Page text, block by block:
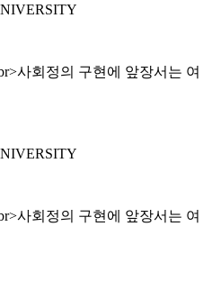
사회정의 구현에 앞장서는 여
사회정의 구현에 앞장서는 여